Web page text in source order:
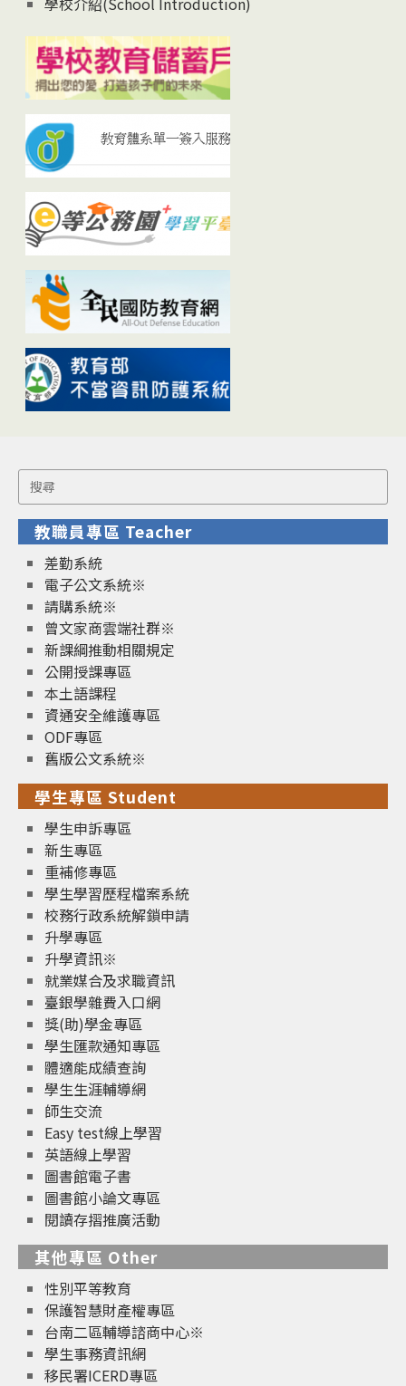
Search
for:
教職員專區 Teacher
差勤系統
電子公文系統※
請購系統※
曾文家商雲端社群※
新課綱推動相關規定
公開授課專區
本土語課程
資通安全維護專區
ODF專區
舊版公文系統※
學生專區 Student
學生申訴專區
新生專區
重補修專區
學生學習歷程檔案系統
校務行政系統解鎖申請
升學專區
升學資訊※
就業媒合及求職資訊
臺銀學雜費入口網
獎(助)學金專區
學生匯款通知專區
體適能成績查詢
學生生涯輔導網
師生交流
Easy test線上學習
英語線上學習
圖書館電子書
圖書館小論文專區
閱讀存摺推廣活動
其他專區 Other
性別平等教育
保護智慧財產權專區
台南二區輔導諮商中心※
學生事務資訊網
移民署ICERD專區